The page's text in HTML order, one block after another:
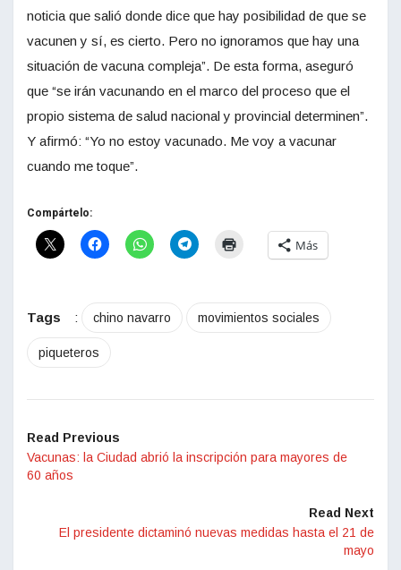
noticia que salió donde dice que hay posibilidad de que se
vacunen y sí, es cierto. Pero no ignoramos que hay una
situación de vacuna compleja”. De esta forma, aseguró
que “se irán vacunando en el marco del proceso que el
propio sistema de salud nacional y provincial determinen”.
Y afirmó: “Yo no estoy vacunado. Me voy a vacunar
cuando me toque”.
Compártelo:
Más
Tags : chino navarro movimientos sociales
piqueteros
Read Previous
Vacunas: la Ciudad abrió la inscripción para mayores de
60 años
Read Next
El presidente dictaminó nuevas medidas hasta el 21 de
mayo